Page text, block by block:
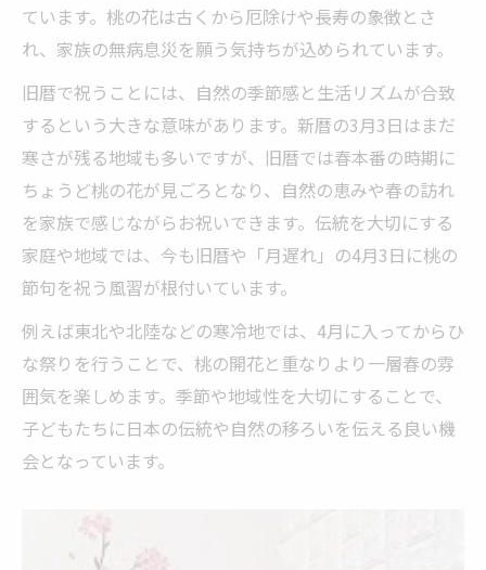
う？
ひな祭り 旧暦 いつ祝うかの選び方のコツ
家族で考える桃の節句 旧暦と新暦の違い
ひな人形は何歳まで飾るのが一般的？
桃の節句に雛人形を飾る年齢の目安と理由
おひな様は何歳まで飾る？家庭ごとの考え
方
桃の節句 旧暦での雛人形の片付け時期の工
夫
桃の節句と雛人形の飾り方の現代的ポイン
ト
ひな祭り 旧暦の地域ではいつまで飾るのか
季節感で選ぶ桃の節句の楽しみ方
桃の節句 旧暦と新暦どちらを家庭で楽し
ています。桃の花は古くから厄除けや長寿の象徴とさ
れ、家族の無病息災を願う気持ちが込められています。
旧暦で祝うことには、自然の季節感と生活リズムが合致
するという大きな意味があります。新暦の3月3日はまだ
寒さが残る地域も多いですが、旧暦では春本番の時期に
ちょうど桃の花が見ごろとなり、自然の恵みや春の訪れ
を家族で感じながらお祝いできます。伝統を大切にする
家庭や地域では、今も旧暦や「月遅れ」の4月3日に桃の
節句を祝う風習が根付いています。
例えば東北や北陸などの寒冷地では、4月に入ってからひ
な祭りを行うことで、桃の開花と重なりより一層春の雰
囲気を楽しめます。季節や地域性を大切にすることで、
子どもたちに日本の伝統や自然の移ろいを伝える良い機
会となっています。